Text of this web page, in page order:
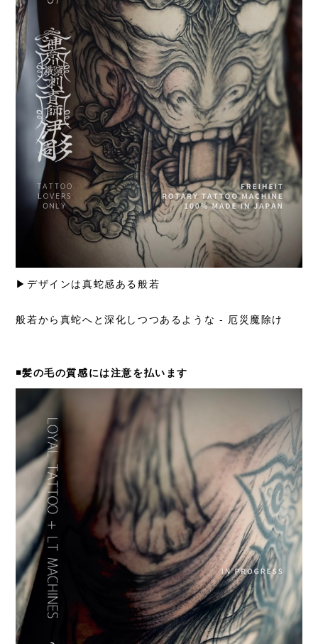
▶︎デザインは真蛇感ある般若
般若から真蛇へと深化しつつあるような - 厄災魔除け
◾️髪の毛の質感には注意を払います